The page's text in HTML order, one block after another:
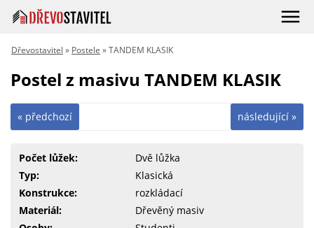
Dřevostavitel » Postele » TANDEM KLASIK
Postel z masivu TANDEM KLASIK
následující »
« předchozí
Počet lůžek:
Dvě lůžka
Typ:
Klasická
Konstrukce:
rozkládací
Materiál:
Dřevěný masiv